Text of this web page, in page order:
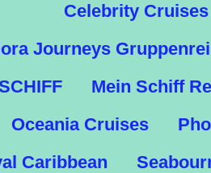
Celebrity Cruises
Journeys
Mein Schiff
Oceania Cruises
Caribbean